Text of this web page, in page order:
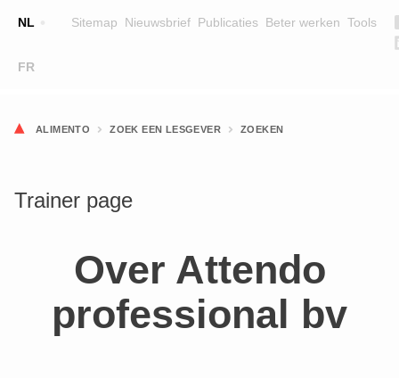
NL
FR
Sitemap Nieuwsbrief Publicaties Beter werken Tools
ALIMENTO ZOEK EEN LESGEVER ZOEKEN
Trainer page
Over Attendo
professional bv